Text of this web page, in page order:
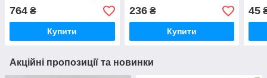
ММЗ)
764 ₴
Купити
236₴
Купити
45
Акційні пропозиції та новинки